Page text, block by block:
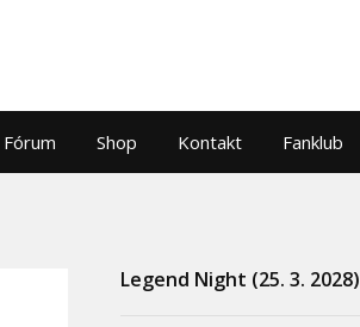
Fórum Shop Kontakt Fanklub
Legend Night (25. 3. 2028)